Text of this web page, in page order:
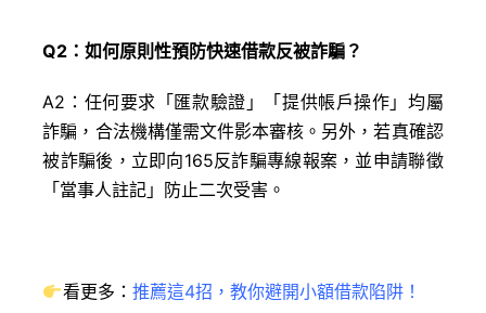
Q2：如何原則性預防快速借款反被詐騙？
A2：任何要求「匯款驗證」「提供帳戶操作」均屬
詐騙，合法機構僅需文件影本審核。另外，若真確認
被詐騙後，立即向165反詐騙專線報案，並申請聯徵
「當事人註記」防止二次受害。
看更多： 推薦這4招，教你避開小額借款陷阱！